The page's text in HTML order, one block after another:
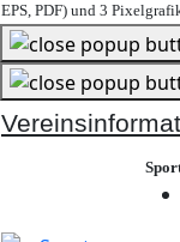
EPS, PDF) und 3